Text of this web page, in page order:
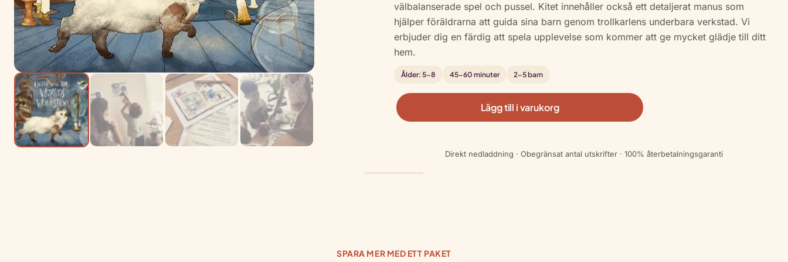
kundrecens
ioner
välbalanserade spel och pussel. Kitet innehåller också ett detaljerat manus som
hjälper föräldrarna att guida sina barn genom trollkarlens underbara verkstad. Vi
erbjuder dig en färdig att spela upplevelse som kommer att ge mycket glädje till ditt
hem.
Ålder: 5-8 45-60 minuter 2-5 barn
E
s
e
T
Lägg till i varukorg
Direkt nedladdning · Obegränsat antal utskrifter · 100% återbetalningsgaranti
SPARA MER MED ETT PAKET